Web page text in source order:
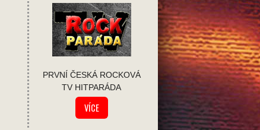
PRVNÍ ČESKÁ ROCKOVÁ
TV HITPARÁDA
VÍCE